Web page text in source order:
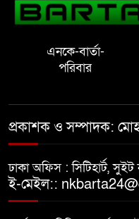
এনকে-বার্তা-
পরিবার
প্রকাশক ও সম্পাদক:
ঢাকা অফিস : সিটিহার্ট,
ই-মেইল::